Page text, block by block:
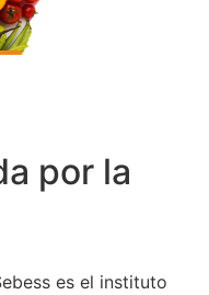
por la
es el instituto